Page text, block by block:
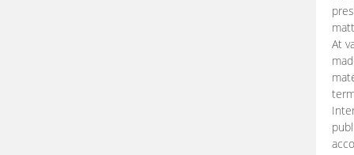
At